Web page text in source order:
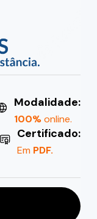
Modalidade:
100%online.
Certificado:
Em PDF.